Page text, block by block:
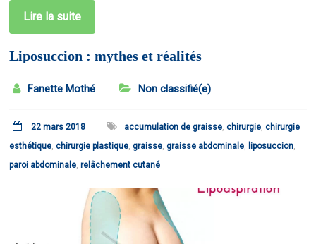
Lire la suite
Liposuccion : mythes et réalités
Fanette Mothé Non classifié(e)
22 mars 2018 accumulation de graisse,chirurgie,chirurgie
esthétique,chirurgie plastique,graisse,graisse abdominale, liposuccion,
paroi abdominale,relâchement cutané